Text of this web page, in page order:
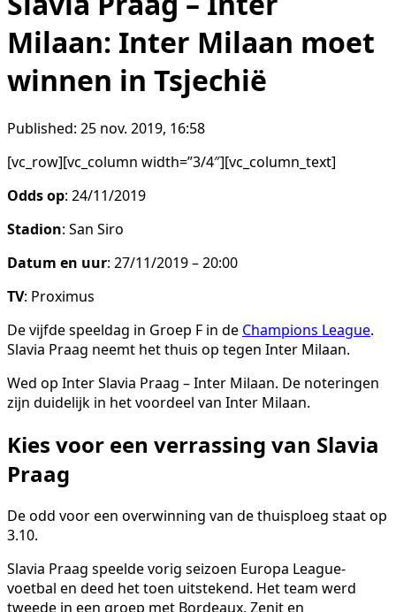
Milaan: Inter Milaan moet
winnen in Tsjechië
Published: 25 nov. 2019, 16:58
[vc_row][vc_column width=”3/4″][vc_column_text]
Odds op: 24/11/2019
Stadion: San Siro
Datum en uur: 27/11/2019 – 20:00
TV: Proximus
De vijfde speeldag in Groep F in de Champions League.
Slavia Praag neemt het thuis op tegen Inter Milaan.
Wed op Inter Slavia Praag – Inter Milaan. De noteringen
zijn duidelijk in het voordeel van Inter Milaan.
Kies voor een verrassing van Slavia
Praag
De odd voor een overwinning van de thuisploeg staat op
3.10.
Slavia Praag speelde vorig seizoen Europa League-
voetbal en deed het toen uitstekend. Het team werd
tweede in een groep met Bordeaux, Zenit en